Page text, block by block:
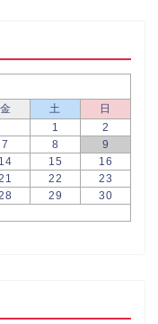
金 土
日
1
2
7 8
9
14 15
16
22
23
29
30